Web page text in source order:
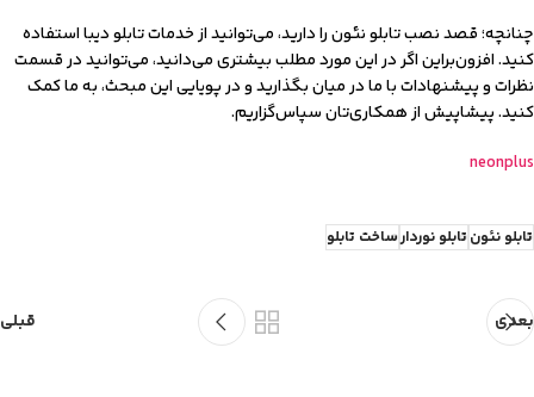
چنانچه‌؛ قصد نصب تابلو نئون را دارید، می‌توانید از خدمات تابلو دیبا استفاده
کنید. افزون‌براین اگر در این مورد مطلب بیشتری می‌دانید، می‌توانید در قسمت
نظرات و پیشنهادات با ما در میان بگذارید و در پویایی این مبحث، به ما کمک
کنید. پیشاپیش از همکاری‌تان سپاس‌گزاریم.
neonplus
تابلو نئونتابلو نوردارساخت تابلو
بعدی قبلی